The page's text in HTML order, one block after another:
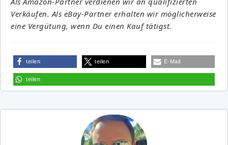
Verkäufen. Als eBay-Partner erhalten wir möglicherweise
eine Vergütung, wenn Du einen Kauf tätigst.
teilen teilen E-Mail
teilen